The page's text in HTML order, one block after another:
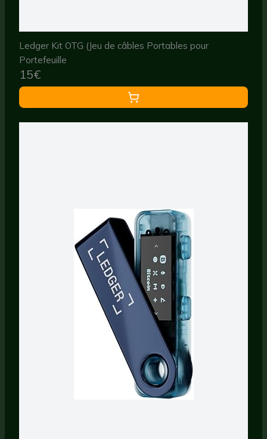
Ledger Kit OTG (Jeu de câbles Portables pour
Portefeuille
15€